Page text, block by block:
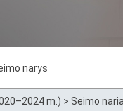
narys
m.) > Seimo